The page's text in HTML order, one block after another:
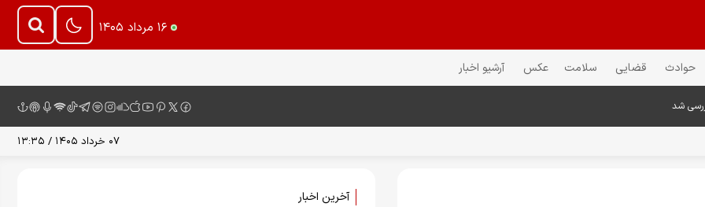
۱۶ مرداد ۱۴۰۵
حوادث قضایی سلامت عکس آرشیو اخبار
شد
۰۷ خرداد ۱۴۰۵ / ۱۳:۳۵
آخرین اخبار